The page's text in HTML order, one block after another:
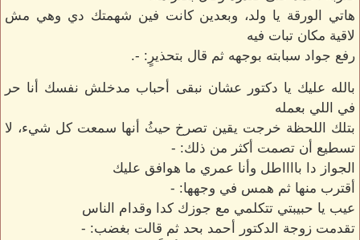
هاتي الورقة يا ولد، وبعدين كانت فين شهمتك دي وهي مش
لاقية مكان تبات فيه
رفع جواد سبابته بوجهه ثم قال بتحذيرٍ: -.
بالله عليك يا دكتور عشان نبقى أحباب مدخلش نفسك أنا حر
في اللي بعمله
بتلك اللحظة خرجت يقين تصرخ حيثُ أنها سمعت كل شيء، لا
تسطيع أن تصمت أكثر من ذلك: -
الجواز دا بااااطل وأنا عمري ما هوافق عليك
أقترب منها ثم همس في وجهها: -
عيب يا حبيبتي تتكلمي مع جوزك كدا وقدام الناس
تقدمت زوجة الدكتور أحمد بحد ثم قالت بغضب: -